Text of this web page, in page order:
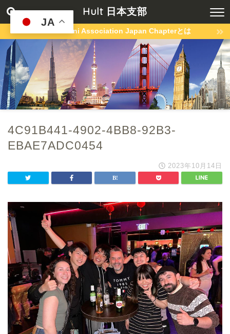
Hult 日本支部
Hult Alumni Association Japan Chapterとは
4C91B441-4902-4BB8-92B3-
EBAE7ADC0454
2023年10月14日
JA